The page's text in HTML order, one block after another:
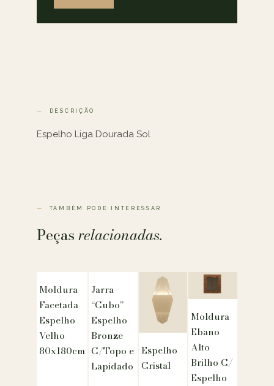
DESCRIÇÃO
Espelho Liga Dourada Sol
TAMBÉM PODE INTERESSAR
Peçasrelacionadas.
Moldura
Facetada
Espelho
Velho
80x180cm
Jarra
“Cubo”
Espelho
Bronze
C/Topo e
Lapidado
Espelho
Cristal
Moldura
Ebano
Alto
Brilho C/
Espelho